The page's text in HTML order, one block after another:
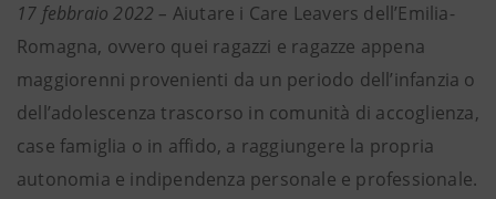
17 febbraio 2022 – Aiutare i Care Leavers dell’Emilia-
Romagna, ovvero quei ragazzi e ragazze appena
maggiorenni provenienti da un periodo dell’infanzia o
dell’adolescenza trascorso in comunità di accoglienza,
case famiglia o in affido, a raggiungere la propria
autonomia e indipendenza personale e professionale.